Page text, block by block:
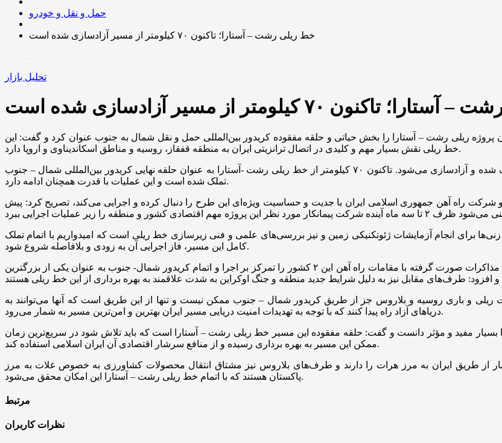
حمل و نقل و خودرو
خط ریلی رشت – آستارا؛ تاکنون ۷۰ کیلومتر از مسیر آزادسازی شده است
تحلیل بازار
تاکنون ۷۰ کیلومتر از مسیر آزادسازی شده است
پروژه ریلی رشت – آستارا را بخش حیاتی و حلقه مفقوده کریدور بین‌المللی حمل و نقل شمال به جنوب عنوان کرد و گفت: این
خط ریلی نقش بسیار مهم و کلیدی در اتصال ترانزیتی ایران به منطقه قفقاز، روسیه و مناطق اسکاندیناوی و اروپا دارد.
وی افزود: هر هفته بیش از سه کیلومتر از مسیر ریلی رشت – آستارا تملک شده و آزادسازی می‌شود. تاکنون ۷۰ کیلومتر از خط ریلی رشت -آستارا به عنوان حلقه نهایی کریدور بین‌المللی شمال – جنوب
تملک شده است و این عملیات با قدرت همچنان ادامه دارد.
شرکت راه آهن جمهوری اسلامی ایران با جدیت و حساسیت ویژه‌ای این طرح را دنبال کرده و اجرایی می‌کند، تصریح کرد: پیش
برای انجام آزمایشات ژئوتکنیکی زمین و نیز بررسی‌های علمی و فنی زیرسازی خط ریلی است که امیدواریم با اتمام تملک
کامل این مسیر، فاز اجرایی آن به زودی و بلافاصله شروع شود.
وی با اشاره به سفر اخیر خود به کشورهای روسیه و بلاروس، محور اصلی مذاکرات صورت گرفته با مقامات راه آهن این ۲ کشور را تمرکز بر اجرا و اتمام کریدور شمال- جنوب به عنوان یکی از بزرگترین
ریلی و باری روسیه و بلاروس جز از طریق کریدور شمال – جنوب ممکن نیست و تنها از این طریق است که آنها می‌توانند به
دریاهای آزاد راه پیدا کنند که با توجه به تهدیدات امنیت دریایی مسیر ایران بهترین و امن‌ترین مسیر به شمار می‌رود.
مفید و مؤثر دانست و گفت: حلقه مفقوده این مسیر خط ریلی رشت – آستارا است که باید تلاش شود در سریع‌ترین زمان
ممکن این مسیر به بهره برداری رسیده و از منافع سرشار اقتصادی آن ایران اسلامی استفاده کند.
از طریق ایران به مرز هرات را دارند و طرف‌های بلاروس نیز مشتاق انتقال محصولات کشاورزی به خصوص غلات به مرز
پاکستان هستند که با اتمام خط ریلی رشت – آستارا این امکان محقق می‌شود.
مرتبط
نظرات کاربران